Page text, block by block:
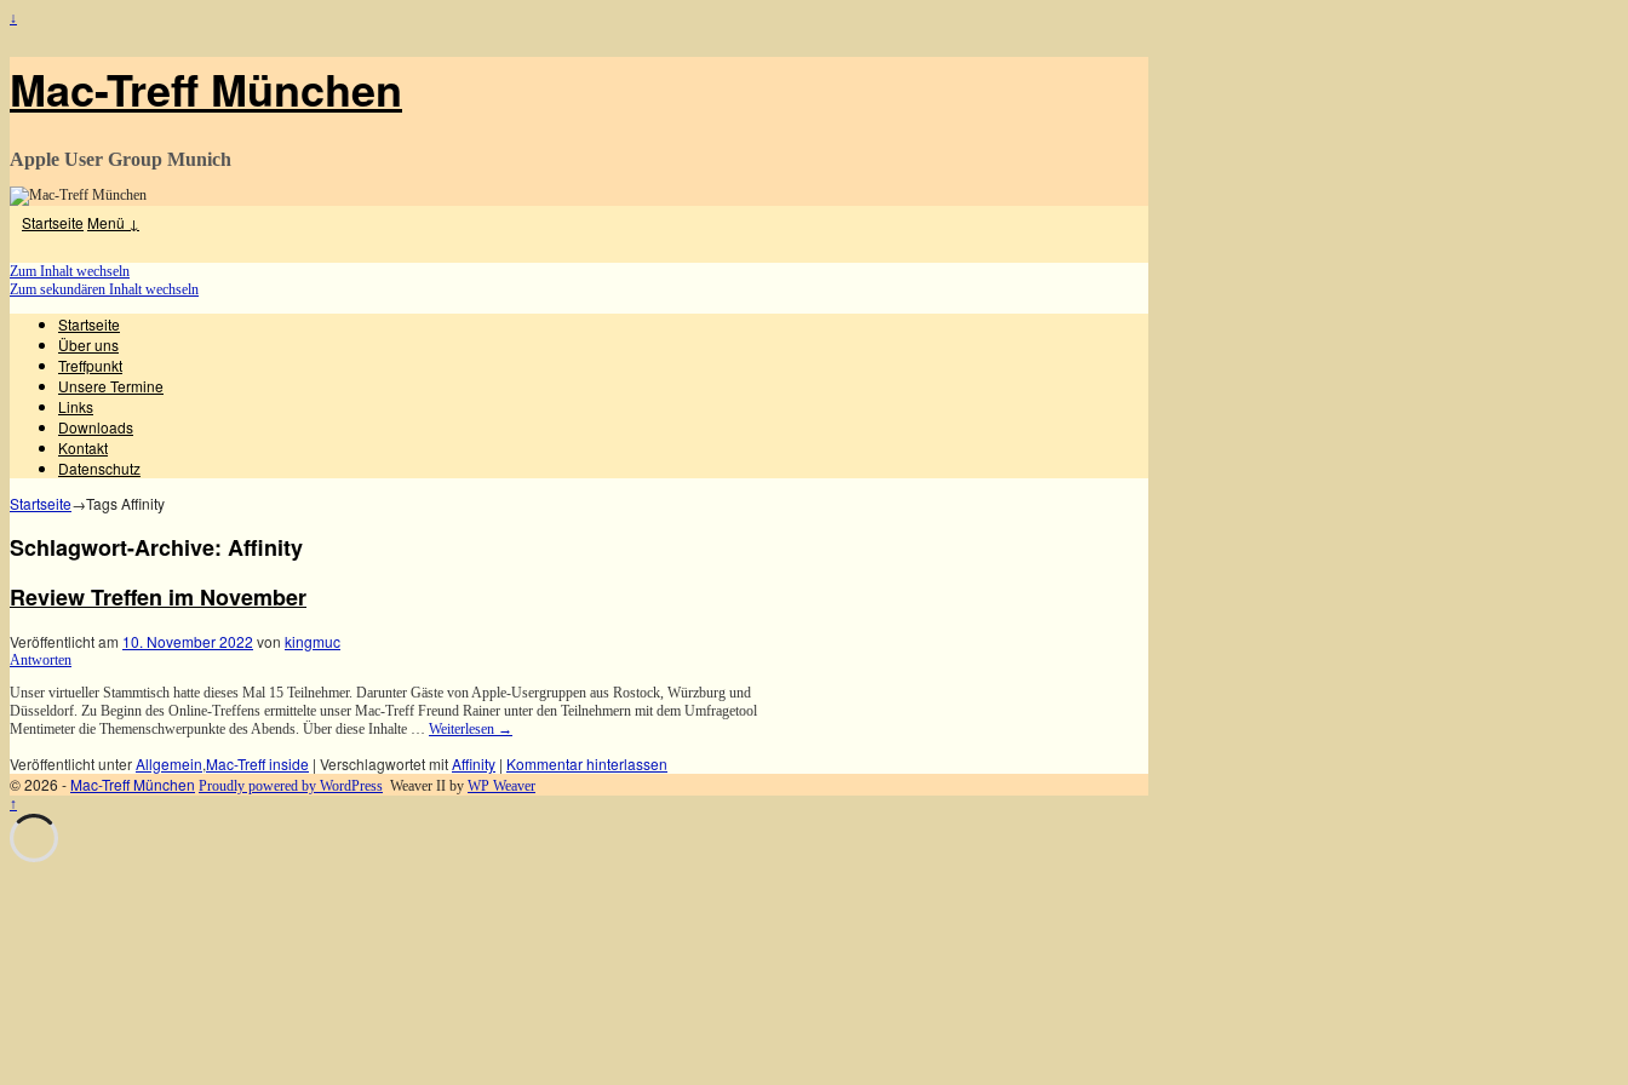
↓
Mac-Treff München
Apple User Group Munich
StartseiteMenü ↓
Zum Inhalt wechseln
Zum sekundären Inhalt wechseln
Startseite
Über uns
Treffpunkt
Unsere Termine
Links
Downloads
Kontakt
Datenschutz
Startseite→TagsAffinity
Schlagwort-Archive: Affinity
Review Treffen im November
Veröffentlicht am 10. November 2022 von kingmuc
Antworten
Unser virtueller Stammtisch hatte dieses Mal 15 Teilnehmer. Darunter Gäste von Apple-Usergruppen aus Rostock, Würzburg und
Düsseldorf. Zu Beginn des Online-Treffens ermittelte unser Mac-Treff Freund Rainer unter den Teilnehmern mit dem Umfragetool
Mentimeter die Themenschwerpunkte des Abends. Über diese Inhalte … Weiterlesen →
Veröffentlicht unterAllgemein,Mac-Treff inside | Verschlagwortet mitAffinity | Kommentar hinterlassen
© 2026 -Mac-Treff München Proudly powered by WordPress Weaver II by WP Weaver
↑